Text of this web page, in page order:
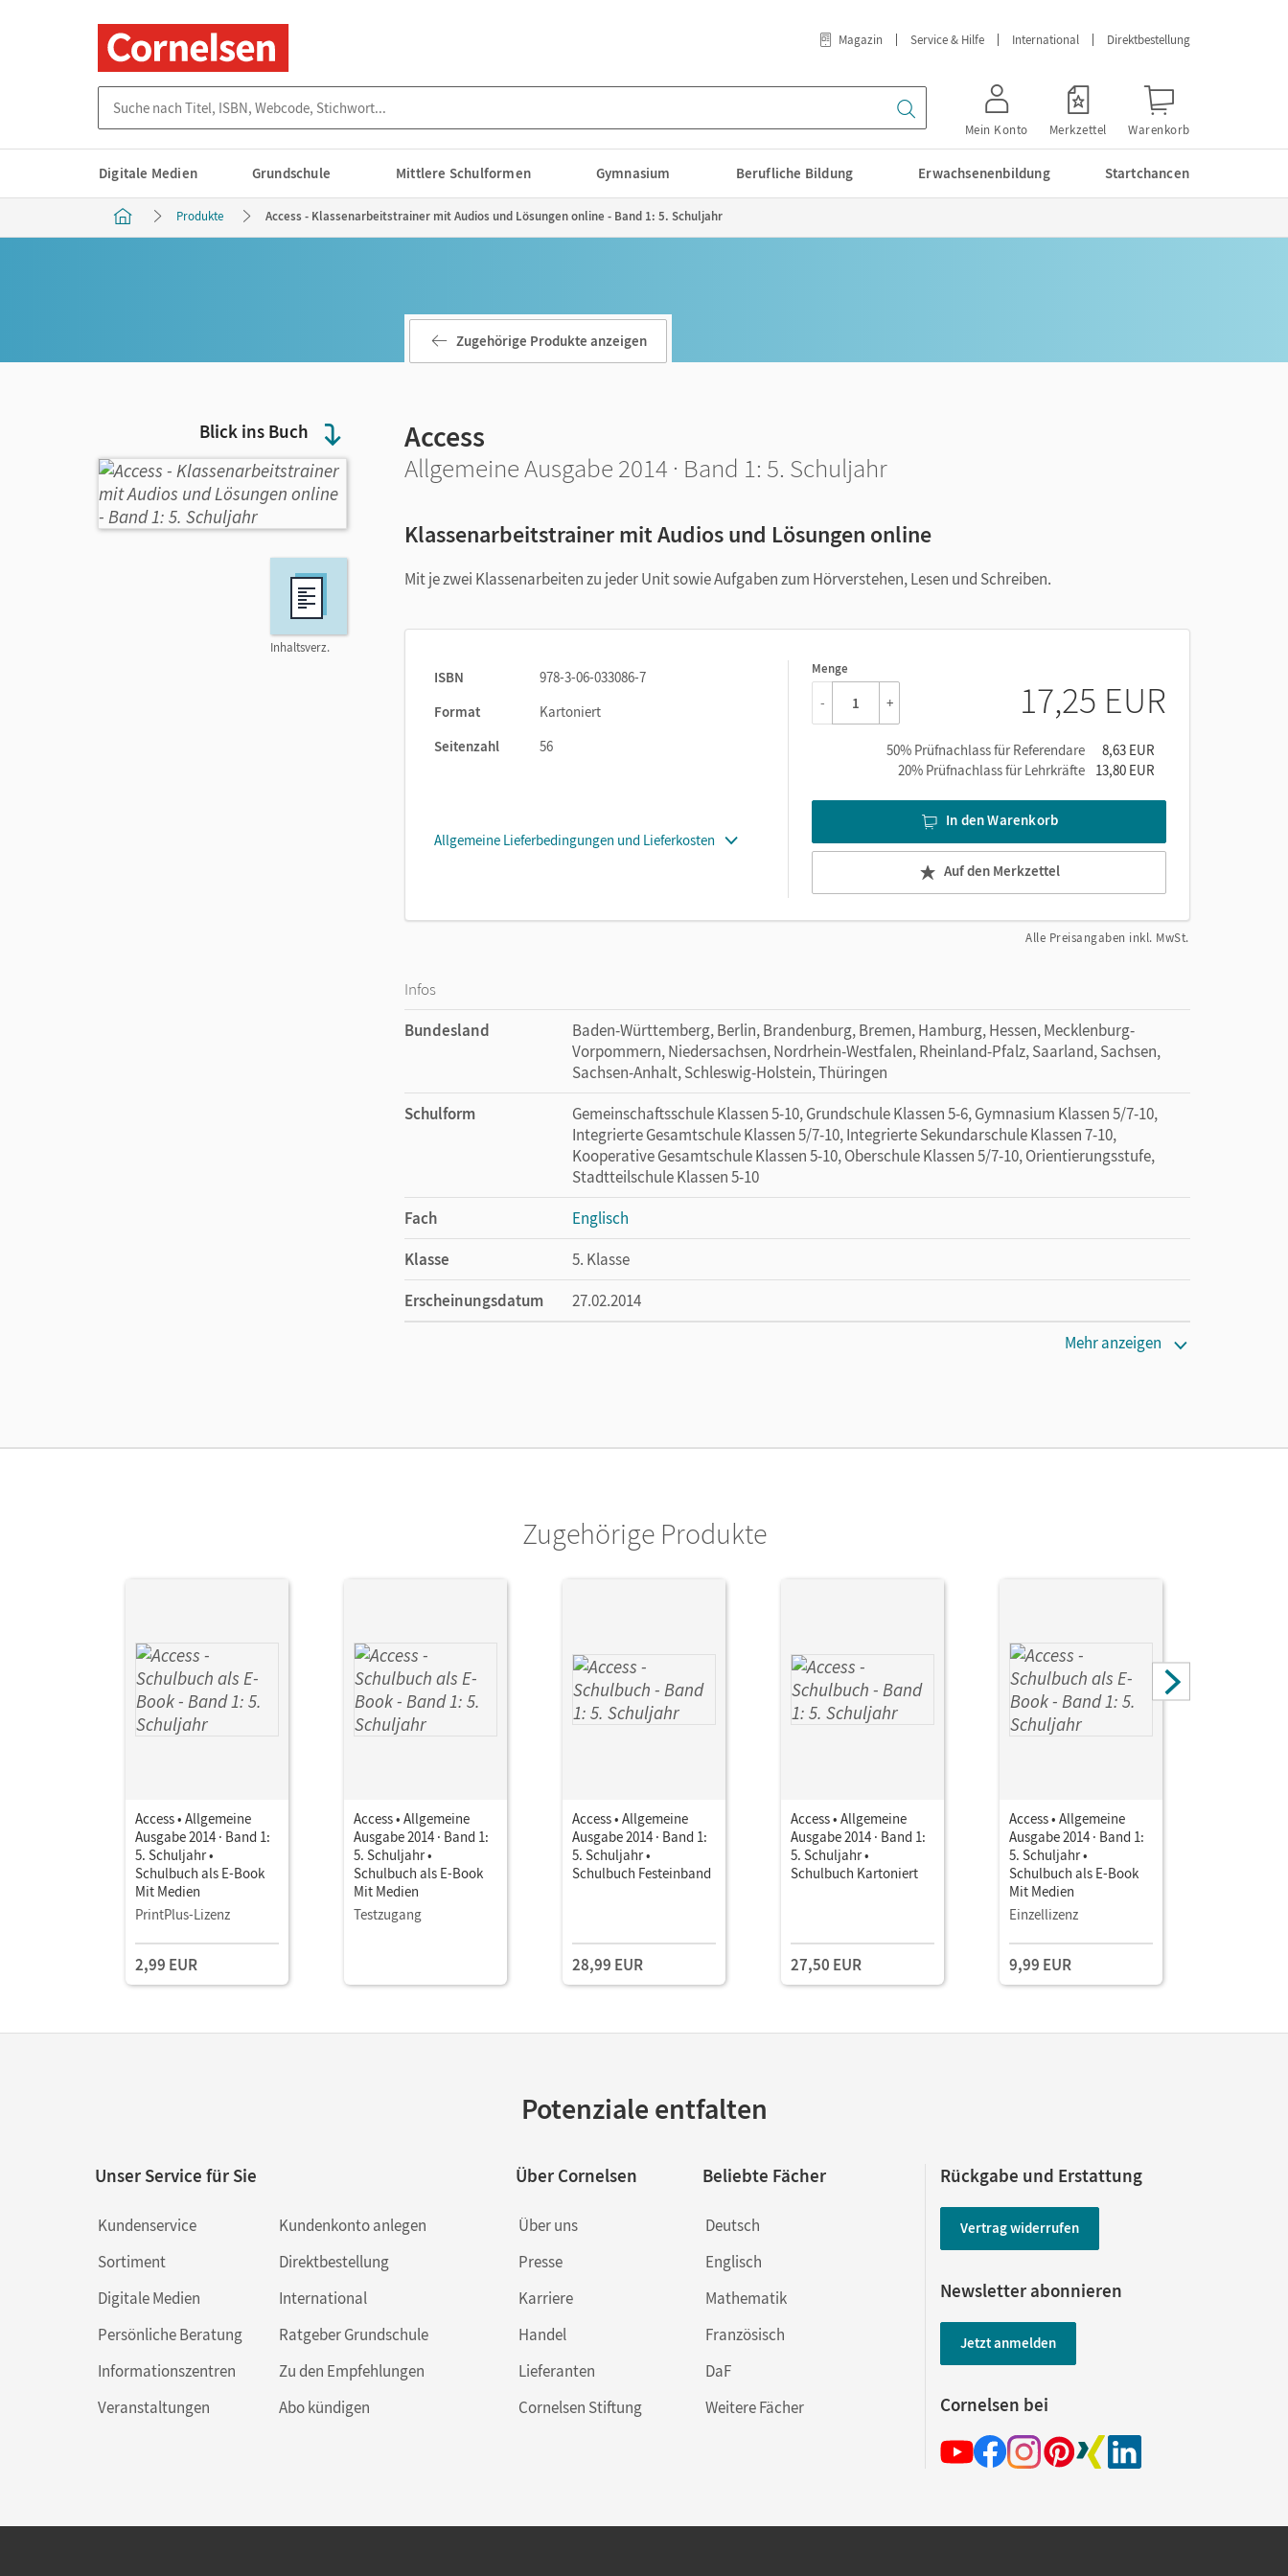
Magazin Service & Hilfe International Direktbestellung
Mein Konto Merkzettel Warenkorb
Digitale Medien Grundschule Mittlere Schulformen Gymnasium Berufliche Bildung Erwachsenenbildung Startchancen
Produkte Access - Klassenarbeitstrainer mit Audios und Lösungen online - Band 1: 5. Schuljahr
Blick ins Buch
Inhaltsverz.
Zugehörige Produkte anzeigen
Access
Allgemeine Ausgabe 2014 · Band 1: 5. Schuljahr
Klassenarbeitstrainer mit Audios und Lösungen online
Mit je zwei Klassenarbeiten zu jeder Unit sowie Aufgaben zum Hörverstehen, Lesen und Schreiben.
ISBN
978-3-06-033086-7
Format
Kartoniert
Seitenzahl
56
Allgemeine Lieferbedingungen und Lieferkosten
Menge
1
- + 17,25 EUR
50% Prüfnachlass für Referendare
8,63 EUR
20% Prüfnachlass für Lehrkräfte
13,80 EUR
In den Warenkorb
Auf den Merkzettel
Alle Preisangaben inkl. MwSt.
Infos
Bundesland
Baden-Württemberg, Berlin, Brandenburg, Bremen, Hamburg, Hessen, Mecklenburg-
Vorpommern, Niedersachsen, Nordrhein-Westfalen, Rheinland-Pfalz, Saarland, Sachsen,
Sachsen-Anhalt, Schleswig-Holstein, Thüringen
Schulform
Gemeinschaftsschule Klassen 5-10, Grundschule Klassen 5-6, Gymnasium Klassen 5/7-10,
Integrierte Gesamtschule Klassen 5/7-10, Integrierte Sekundarschule Klassen 7-10,
Kooperative Gesamtschule Klassen 5-10, Oberschule Klassen 5/7-10, Orientierungsstufe,
Stadtteilschule Klassen 5-10
Fach
Englisch
Klasse
5. Klasse
Erscheinungsdatum
27.02.2014
Mehr anzeigen
Zugehörige Produkte
Access • Allgemeine
Ausgabe 2014 · Band 1:
5. Schuljahr •
Schulbuch als E-Book
Mit Medien
PrintPlus-Lizenz
2,99 EUR
Access • Allgemeine
Ausgabe 2014 · Band 1:
5. Schuljahr •
Schulbuch als E-Book
Mit Medien
Testzugang
Access • Allgemeine
Ausgabe 2014 · Band 1:
5. Schuljahr •
Schulbuch Festeinband
28,99 EUR
Access • Allgemeine
Ausgabe 2014 · Band 1:
5. Schuljahr •
Schulbuch Kartoniert
27,50 EUR
Access • Allgemeine
Ausgabe 2014 · Band 1:
5. Schuljahr •
Schulbuch als E-Book
Mit Medien
Einzellizenz
9,99 EUR
Potenziale entfalten
Unser Service für Sie
Kundenservice
Sortiment
Digitale Medien
Persönliche Beratung
Informationszentren
Veranstaltungen
Kundenkonto anlegen
Direktbestellung
International
Ratgeber Grundschule
Zu den Empfehlungen
Abo kündigen
Über Cornelsen
Über uns
Presse
Karriere
Handel
Lieferanten
Cornelsen Stiftung
Beliebte Fächer
Deutsch
Englisch
Mathematik
Französisch
DaF
Weitere Fächer
Rückgabe und Erstattung
Vertrag widerrufen
Newsletter abonnieren
Jetzt anmelden
Cornelsen bei